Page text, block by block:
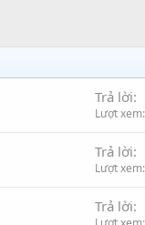
Trả lời
Lượt xem
Trả lời
Lượt xem
Trả lời